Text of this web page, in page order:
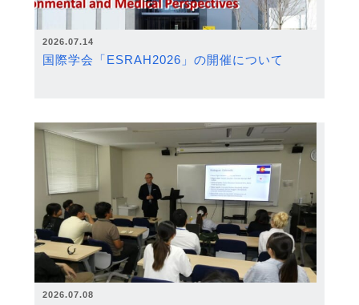
2026.07.14
国際学会「ESRAH2026」の開催について
2026.07.08